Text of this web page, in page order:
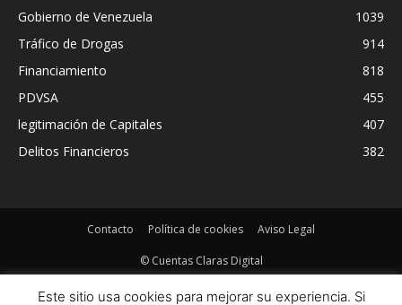
Gobierno de Venezuela
1039
Tráfico de Drogas
914
Financiamiento
818
PDVSA
455
legitimación de Capitales
407
Delitos Financieros
382
Contacto Política de cookies Aviso Legal
© Cuentas Claras Digital
Este sitio usa cookies para mejorar su experiencia. Si